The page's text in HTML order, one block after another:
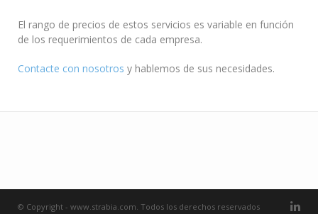
El rango de precios de estos servicios es variable en función
de los requerimientos de cada empresa.
Contacte con nosotros y hablemos de sus necesidades.
© Copyright - www.strabia.com. Todos los derechos reservados